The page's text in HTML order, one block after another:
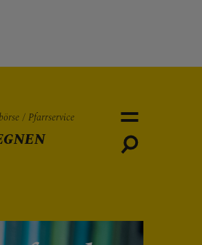
Pfarrservice